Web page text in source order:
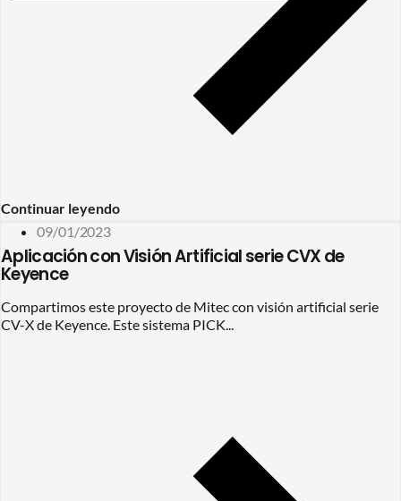
Continuar leyendo
09/01/2023
Aplicación con Visión Artificial serie CVX de
Keyence
Compartimos este proyecto de Mitec con visión artificial serie
CV-X de Keyence. Este sistema PICK...